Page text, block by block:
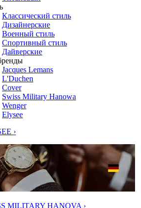
Классический стиль
Дизайнерские
Военный стиль
Спортивный стиль
Дайверские
Jacques Lemans
L'Duchen
Cover
Swiss Military Hanowa
Wenger
Elysee
›
MILITARY HANOVA ›